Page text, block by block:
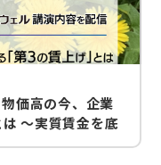
価高の今、企業
～実質賃金を底
在り方～